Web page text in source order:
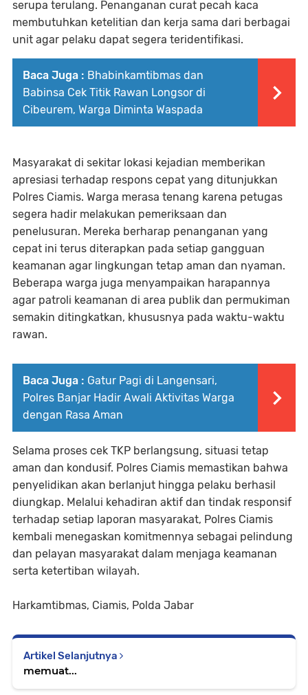
serupa terulang. Penanganan curat pecah kaca
membutuhkan ketelitian dan kerja sama dari berbagai
unit agar pelaku dapat segera teridentifikasi.
Baca Juga : Bhabinkamtibmas dan
Babinsa Cek Titik Rawan Longsor di
Cibeurem, Warga Diminta Waspada
Masyarakat di sekitar lokasi kejadian memberikan
apresiasi terhadap respons cepat yang ditunjukkan
Polres Ciamis. Warga merasa tenang karena petugas
segera hadir melakukan pemeriksaan dan
penelusuran. Mereka berharap penanganan yang
cepat ini terus diterapkan pada setiap gangguan
keamanan agar lingkungan tetap aman dan nyaman.
Beberapa warga juga menyampaikan harapannya
agar patroli keamanan di area publik dan permukiman
semakin ditingkatkan, khususnya pada waktu-waktu
rawan.
Baca Juga : Gatur Pagi di Langensari,
Polres Banjar Hadir Awali Aktivitas Warga
dengan Rasa Aman
Selama proses cek TKP berlangsung, situasi tetap
aman dan kondusif. Polres Ciamis memastikan bahwa
penyelidikan akan berlanjut hingga pelaku berhasil
diungkap. Melalui kehadiran aktif dan tindak responsif
terhadap setiap laporan masyarakat, Polres Ciamis
kembali menegaskan komitmennya sebagai pelindung
dan pelayan masyarakat dalam menjaga keamanan
serta ketertiban wilayah.
Harkamtibmas, Ciamis, Polda Jabar
Artikel Selanjutnya
memuat...